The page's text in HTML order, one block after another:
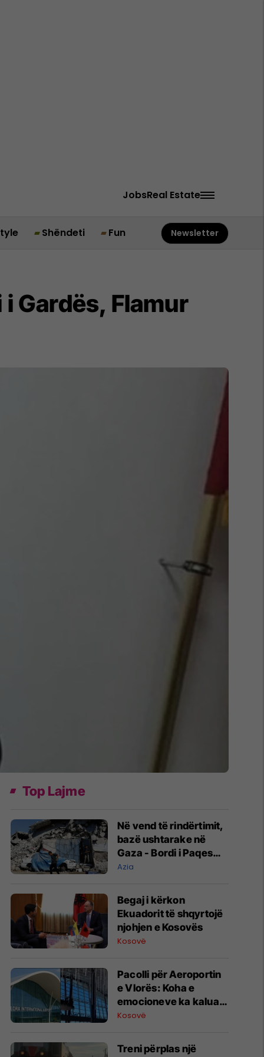
JobsReal Estate
Shëndeti Fun Newsletter
Gardës, Flamur
Top Lajme
Në vend të rindërtimit,
bazë ushtarake në
Gaza - Bordi i Paqes
jep kontratën e parë
Azia
Begaj i kërkon
Ekuadorit të shqyrtojë
njohjen e Kosovës
Kosovë
Pacolli për Aeroportin
e Vlorës: Koha e
emocioneve ka kaluar,
do t’i drejtohemi
drejtësisë
Kosovë
Treni përplas një